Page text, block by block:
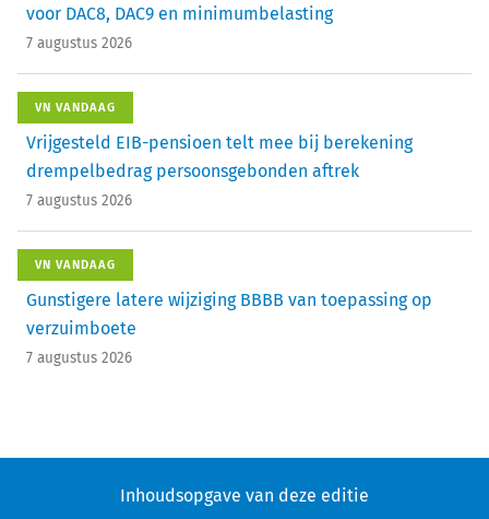
voor DAC8, DAC9 en minimumbelasting
7 augustus 2026
VN VANDAAG
Vrijgesteld EIB-pensioen telt mee bij berekening
drempelbedrag persoonsgebonden aftrek
7 augustus 2026
VN VANDAAG
Gunstigere latere wijziging BBBB van toepassing op
verzuimboete
7 augustus 2026
Inhoudsopgave van deze editie